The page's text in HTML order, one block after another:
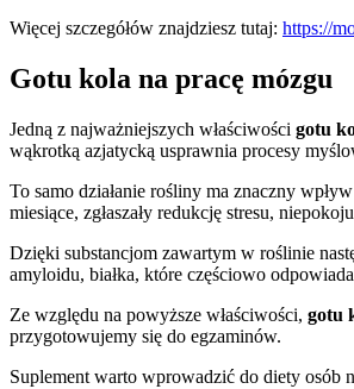
Więcej szczegółów znajdziesz tutaj: https://
Gotu kola na pracę mózgu
Jedną z najważniejszych właściwości gotu
wąkrotką azjatycką usprawnia procesy
To samo działanie rośliny ma znaczny
miesiące, zgłaszały redukcję stresu,
Dzięki substancjom zawartym w roślinie
amyloidu, białka, które częściowo
Ze względu na powyższe właściwości, gotu
przygotowujemy się do egzaminów.
Suplement warto wprowadzić do diety osób